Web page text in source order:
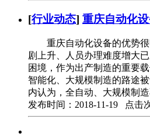
[行业动态] 重庆自动化
重庆自动化设备的优势很
剧上升、人员办理难度增大
困境，作为出产制造的重要
智能化、大规模制造的路
内认为，全自动、大规模制
发布时间：2018-11-19 点击